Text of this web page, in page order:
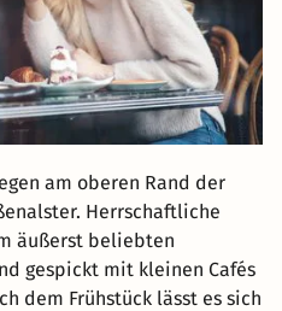
Gastronomie im Hotel
Hotel- Bewertung: 4
Nord- Bewertung: 4
- Bewertung: 4
an den Hotelbewertungen
Sport- und
am oberen Rand der
Herrschaftliche
äußerst beliebten
gespickt mit kleinen Cafés
dem Frühstück lässt es sich